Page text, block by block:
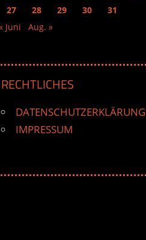
27
28 29 30
31
Juni
Aug. »
RECHTLICHES
DATENSCHUTZERKLÄRUNG
IMPRESSUM